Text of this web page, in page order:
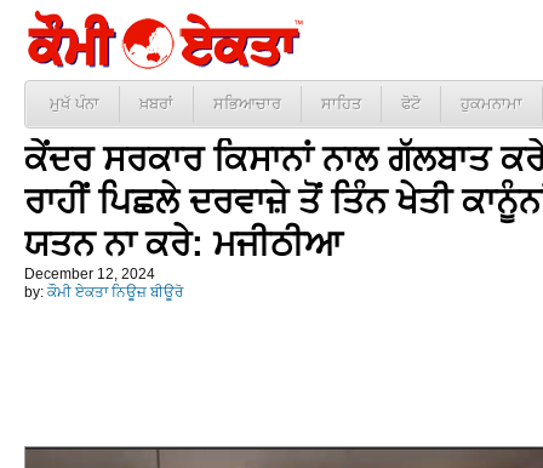
ਮੁਖੱ ਪੰਨਾ ਖ਼ਬਰਾਂ ਸਭਿਆਚਾਰ ਸਾਹਿਤ ਫੋਟੋ ਹੁਕਮਨਾਮਾ
ਕੇਂਦਰ ਸਰਕਾਰ ਕਿਸਾਨਾਂ ਨਾਲ ਗੱਲਬਾਤ
ਰਾਹੀਂ ਪਿਛਲੇ ਦਰਵਾਜ਼ੇ ਤੋਂ ਤਿੰਨ ਖੇਤੀ
ਯਤਨ ਨਾ ਕਰੇ: ਮਜੀਠੀਆ
December 12, 2024
by: ਕੌਮੀ ਏਕਤਾ ਨਿਊਜ਼ ਬੀਊਰੋ